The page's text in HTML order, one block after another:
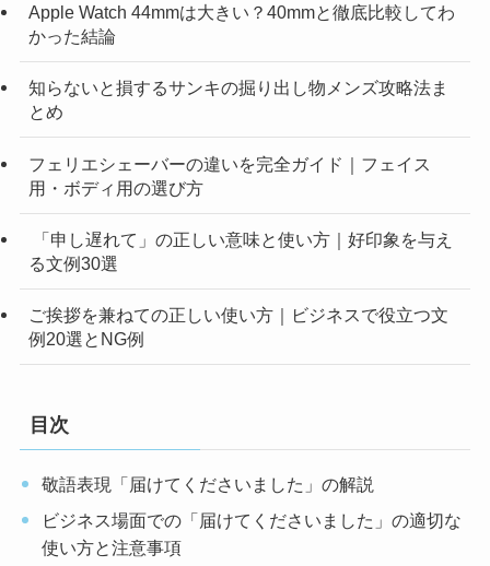
Apple Watch 44mmは大きい？40mmと徹底比較してわ
かった結論
知らないと損するサンキの掘り出し物メンズ攻略法ま
とめ
フェリエシェーバーの違いを完全ガイド｜フェイス
用・ボディ用の選び方
「申し遅れて」の正しい意味と使い方｜好印象を与え
る文例30選
ご挨拶を兼ねての正しい使い方｜ビジネスで役立つ文
例20選とNG例
目次
敬語表現「届けてくださいました」の解説
ビジネス場面での「届けてくださいました」の適切な
使い方と注意事項